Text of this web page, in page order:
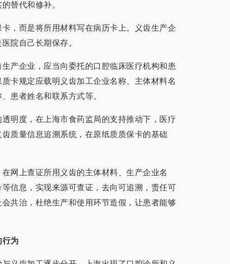
替代和修补。
，而是将所用材料写在病历卡上。义齿生产企
院自己长期保存。
产企业，应当向委托的口腔临床医疗机构和患
卡规定应载明义齿加工企业名称、主体材料名
患者姓名和联系方式等。
明度，在上海市食药监局的支持推动下，医疗
质量信息追溯系统，在原纸质质保卡的基础
网上查证所用义齿的主体材料、生产企业名
信息，实现来源可查证，去向可追溯，责任可
共治，杜绝生产和使用环节造假，让患者能够
行为